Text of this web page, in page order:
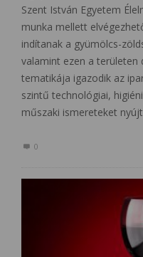
Szent István Egyetem
munka mellett
indítanak a gyümölcs-
valamint ezen a területen
tematikája igazodik az
szintű technológiai,
műszaki ismereteket
0